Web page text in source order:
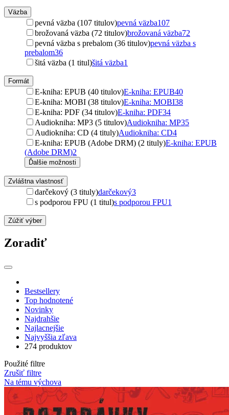
Väzba
pevná väzba (107 titulov)pevná väzba107
brožovaná väzba (72 titulov)brožovaná väzba72
pevná väzba s prebalom (36 titulov)pevná väzba s
prebalom36
šitá väzba (1 titul)šitá väzba1
Formát
E-kniha: EPUB (40 titulov)E-kniha: EPUB40
E-kniha: MOBI (38 titulov)E-kniha: MOBI38
E-kniha: PDF (34 titulov)E-kniha: PDF34
Audiokniha: MP3 (5 titulov)Audiokniha: MP35
Audiokniha: CD (4 tituly)Audiokniha: CD4
E-kniha: EPUB (Adobe DRM) (2 tituly)E-kniha: EPUB
(Adobe DRM)2
Ďalšie možnosti
Zvláštna vlastnosť
darčekový (3 tituly)darčekový3
s podporou FPU (1 titul)s podporou FPU1
Zúžiť výber
Zoradiť
Bestsellery
Top hodnotené
Novinky
Najdrahšie
Najlacnejšie
Najvyššia zľava
274 produktov
Použité filtre
Zrušiť filtre
Na tému výchova